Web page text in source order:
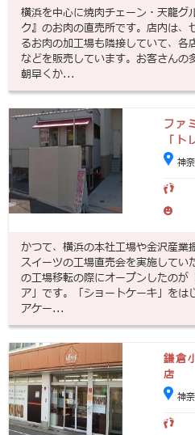
横浜を中心に焼肉チェーン・天龍グ
ク』のお肉の直売所です。店内は
るお肉の加工場も隣接していて、各
などを販売しています。お客さんの
朝早くか...
ファ
「
マニ
神
かつて、横浜の本社工場や金沢産業
スイーツの工場直売会を実施してい
の工場移転の際にオープンしたのが
ア」です。「ショートケーキ」を
アケー...
鎌倉
店
神